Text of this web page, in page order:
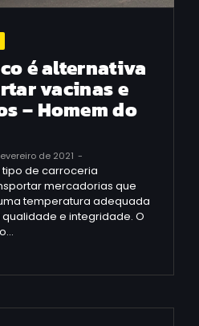
é alternativa
vacinas e
– Homem do
de 2021 -
de carroceria
mercadorias que
temperatura adequada
e integridade. O